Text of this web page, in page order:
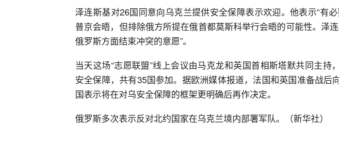
泽连斯基对26国同意向乌克兰提供安全保障表示欢迎。他表示“有
普京会晤，但排除俄方所提在俄首都莫斯科举行会晤的可能性。泽
俄罗斯方面结束冲突的意愿”。
当天这场“志愿联盟”线上会议由马克龙和英国首相斯塔默共同主持
安全保障，共有35国参加。据欧洲媒体报道，法国和英国准备战后
国表示将在对乌安全保障的框架更明确后再作决定。
俄罗斯多次表示反对北约国家在乌克兰境内部署军队。（新华社）